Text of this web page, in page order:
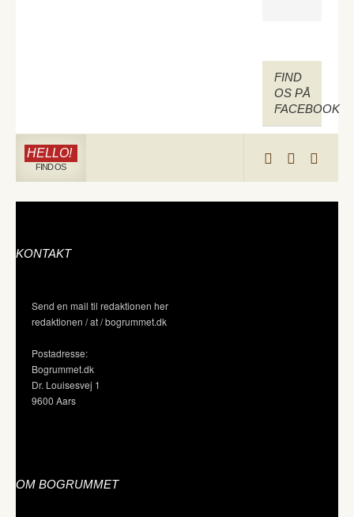
FIND
OS PÅ
FACEBOOK
HELLO!
FIND OS
KONTAKT
Send en mail til redaktionen her
redaktionen / at / bogrummet.dk
Postadresse:
Bogrummet.dk
Dr. Louisesvej 1
9600 Aars
OM BOGRUMMET